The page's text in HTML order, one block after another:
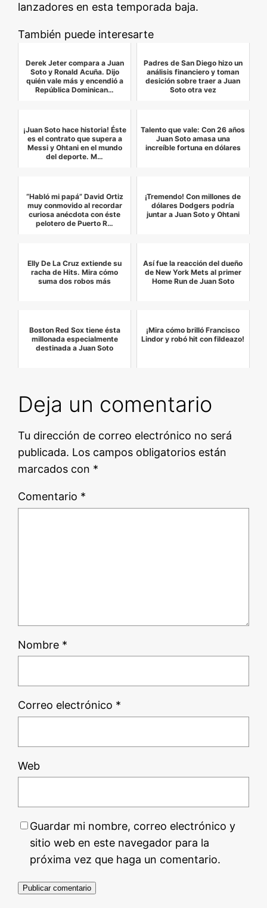
lanzadores en esta temporada baja.
También puede interesarte
Derek Jeter compara a Juan
Soto y Ronald Acuña. Dijo
quién vale más y encendió a
República Dominican…
Padres de San Diego hizo un
análisis financiero y toman
desición sobre traer a Juan
Soto otra vez
¡Juan Soto hace historia! Éste
es el contrato que supera a
Messi y Ohtani en el mundo
del deporte. M…
Talento que vale: Con 26 años
Juan Soto amasa una
increíble fortuna en dólares
“Habló mi papá” David Ortiz
muy conmovido al recordar
curiosa anécdota con éste
pelotero de Puerto R…
¡Tremendo! Con millones de
dólares Dodgers podría
juntar a Juan Soto y Ohtani
Elly De La Cruz extiende su
racha de Hits. Mira cómo
suma dos robos más
Así fue la reacción del dueño
de New York Mets al primer
Home Run de Juan Soto
Boston Red Sox tiene ésta
millonada especialmente
destinada a Juan Soto
¡Mira cómo brilló Francisco
Lindor y robó hit con fildeazo!
Deja un comentario
Tu dirección de correo electrónico no será
publicada. Los campos obligatorios están
marcados con *
Comentario *
Nombre *
Correo electrónico *
Web
Guardar mi nombre, correo electrónico y
sitio web en este navegador para la
próxima vez que haga un comentario.